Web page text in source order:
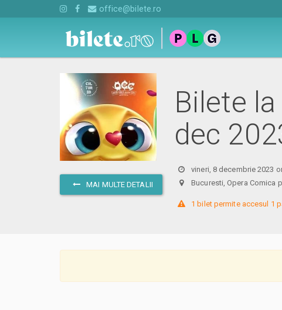
office@bilete.ro
MAI MULTE DETALII
Bilete
dec
vineri, 8 decembrie 2023
Bucuresti, Opera Comica
1 bilet permite accesul 1